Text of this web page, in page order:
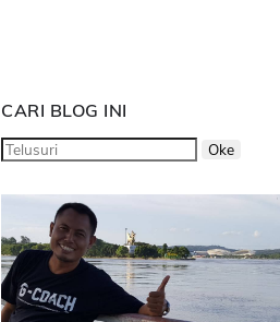
CARI BLOG INI